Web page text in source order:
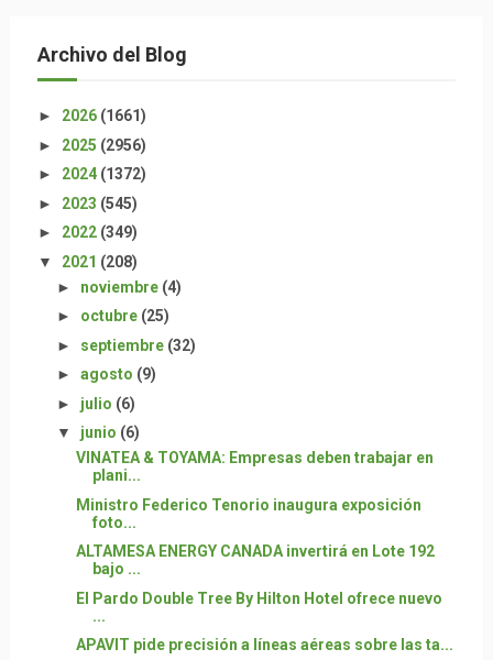
Archivo del Blog
► 2026 (1661)
► 2025 (2956)
► 2024 (1372)
► 2023 (545)
► 2022 (349)
▼ 2021 (208)
► noviembre (4)
► octubre (25)
► septiembre (32)
► agosto (9)
► julio (6)
▼ junio (6)
VINATEA & TOYAMA: Empresas deben trabajar en
plani...
Ministro Federico Tenorio inaugura exposición
foto...
ALTAMESA ENERGY CANADA invertirá en Lote 192
bajo ...
El Pardo Double Tree By Hilton Hotel ofrece nuevo
...
APAVIT pide precisión a líneas aéreas sobre las ta...